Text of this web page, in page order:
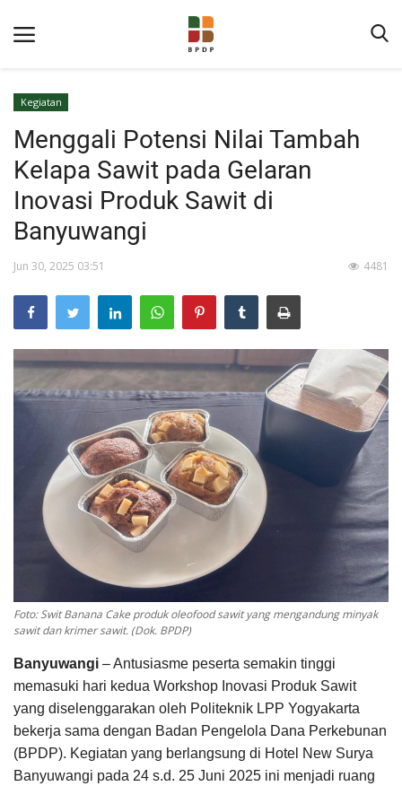
Home
Informasi Publik
Program Layanan
Berita
Pengumuman
Tentang Sawit
Riset
Hubungi Kami
Indonesia
Kegiatan
Menggali Potensi Nilai Tambah
Kelapa Sawit pada Gelaran
Inovasi Produk Sawit di
Banyuwangi
Jun 30, 2025 03:51 4481
Foto: Swit Banana Cake produk oleofood sawit yang mengandung minyak
sawit dan krimer sawit. (Dok. BPDP)
Banyuwangi – Antusiasme peserta semakin tinggi
memasuki hari kedua Workshop Inovasi Produk Sawit
yang diselenggarakan oleh Politeknik LPP Yogyakarta
bekerja sama dengan Badan Pengelola Dana Perkebunan
(BPDP). Kegiatan yang berlangsung di Hotel New Surya
Banyuwangi pada 24 s.d. 25 Juni 2025 ini menjadi ruang